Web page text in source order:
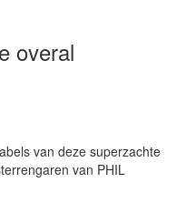
overal
van deze superzachte
van PHIL